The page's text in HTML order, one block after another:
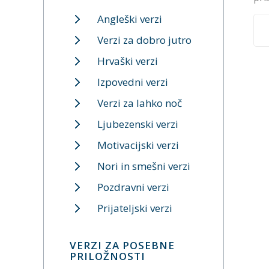
Angleški verzi
Verzi za dobro jutro
Hrvaški verzi
Izpovedni verzi
Verzi za lahko noč
Ljubezenski verzi
Motivacijski verzi
Nori in smešni verzi
Pozdravni verzi
Prijateljski verzi
VERZI ZA POSEBNE
PRILOŽNOSTI